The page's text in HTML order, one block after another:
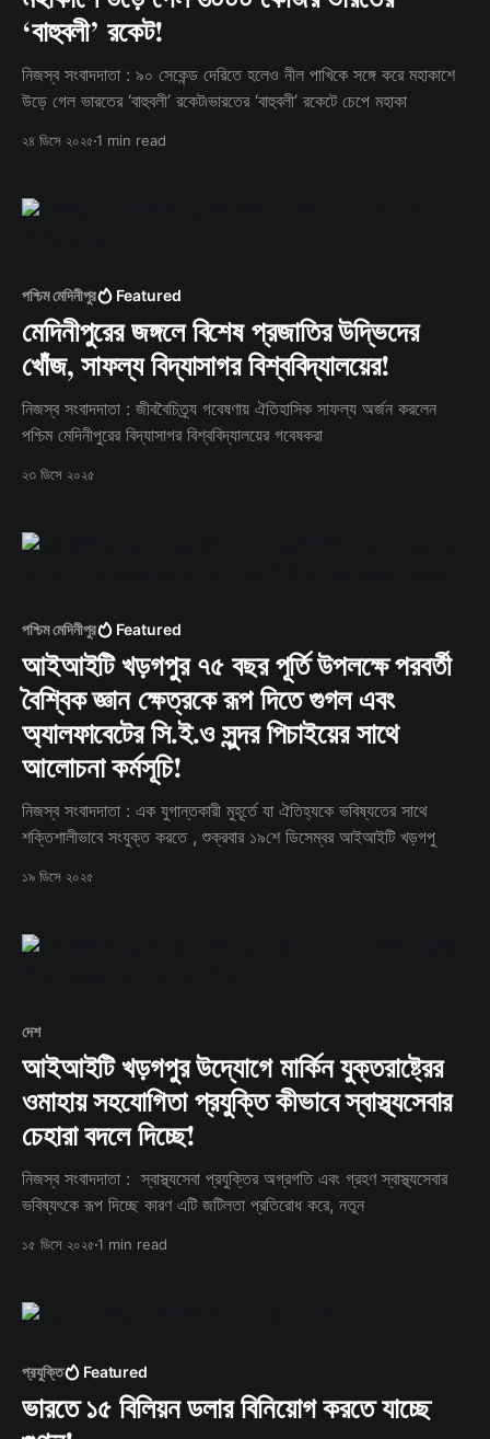
‘বাহুবলী’ রকেট!
নিজস্ব সংবাদদাতা : ৯০ সেকেন্ড দেরিতে হলেও নীল পাখিকে সঙ্গে করে মহাকাশে
উড়ে গেল ভারতের ‘বাহুবলী’ রকেট৷ভারতের ‘বাহুবলী’ রকেটে চেপে মহাকা
২৪ ডিসে ২০২৫1 min read
পশ্চিম মেদিনীপুর Featured
মেদিনীপুরের জঙ্গলে বিশেষ প্রজাতির উদ্ভিদের
খোঁজ, সাফল্য বিদ্যাসাগর বিশ্ববিদ্যালয়ের!
নিজস্ব সংবাদদাতা : জীববৈচিত্র্য গবেষণায় ঐতিহাসিক সাফল্য অর্জন করলেন
পশ্চিম মেদিনীপুরের বিদ্যাসাগর বিশ্ববিদ্যালয়ের গবেষকরা
২৩ ডিসে ২০২৫
পশ্চিম মেদিনীপুর Featured
আইআইটি খড়গপুর ৭৫ বছর পূর্তি উপলক্ষে পরবর্তী
বৈশ্বিক জ্ঞান ক্ষেত্রকে রূপ দিতে গুগল এবং
অ্যালফাবেটের সি.ই.ও সুন্দর পিচাইয়ের সাথে
আলোচনা কর্মসূচি!
নিজস্ব সংবাদদাতা : এক যুগান্তকারী মুহূর্তে যা ঐতিহ্যকে ভবিষ্যতের সাথে
শক্তিশালীভাবে সংযুক্ত করতে , শুক্রবার ১৯শে ডিসেম্বর আইআইটি খড়গপু
১৯ ডিসে ২০২৫
দেশ
আইআইটি খড়গপুর উদ্যোগে মার্কিন যুক্তরাষ্ট্রের
ওমাহায় সহযোগিতা প্রযুক্তি কীভাবে স্বাস্থ্যসেবার
চেহারা বদলে দিচ্ছে!
নিজস্ব সংবাদদাতা : স্বাস্থ্যসেবা প্রযুক্তির অগ্রগতি এবং গ্রহণ স্বাস্থ্যসেবার
ভবিষ্যৎকে রূপ দিচ্ছে কারণ এটি জটিলতা প্রতিরোধ করে, নতুন
১৫ ডিসে ২০২৫1 min read
প্রযুক্তি Featured
ভারতে ১৫ বিলিয়ন ডলার বিনিয়োগ করতে যাচ্ছে